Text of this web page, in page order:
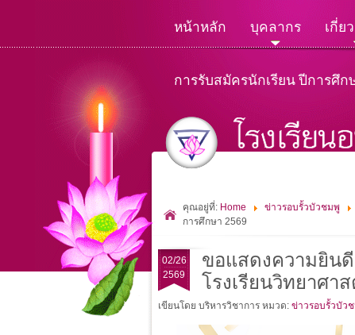
หน้าหลัก บุคลากร เกี่ย
การรับสมัครนักเรียน ปีการศึกษ
คุณอยู่ที่: Home ข่าวรอบรั้วบัวชมพู
การศึกษา 2569
02/26
2569
ขอแสดงความยิน
โรงเรียนวิทยาศา
เขียนโดย บริหารวิชาการ หมวด: ข่าวรอบรั้วบัว